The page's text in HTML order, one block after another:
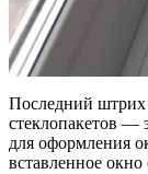
Последний штрих
стеклопакетов —
для оформления
вставленное